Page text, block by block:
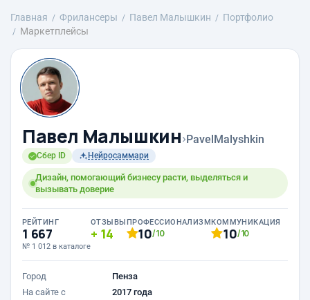
Главная Фрилансеры Павел Малышкин
Портфолио
Маркетплейсы
Павел Малышкин›PavelMalyshkin
Сбер ID Нейросаммари
Дизайн, помогающий бизнесу расти, выделяться и
вызывать доверие
РЕЙТИНГ
1 667
№ 1 012 в каталоге
ОТЗЫВЫ
14
ПРОФЕССИОНАЛИЗМ
10/10
КОММУНИКАЦИЯ
10/10
Город
Пенза
На сайте с
2017 года